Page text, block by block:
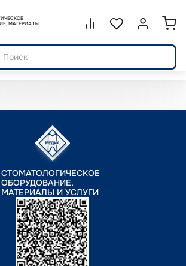
МАТЕРИАЛЫ
Сравнение.
СписокВойти или
СТОМАТОЛОГИЧЕСКОЕ
ОБОРУДОВАНИЕ,
МАТЕРИАЛЫ И УСЛУГИ